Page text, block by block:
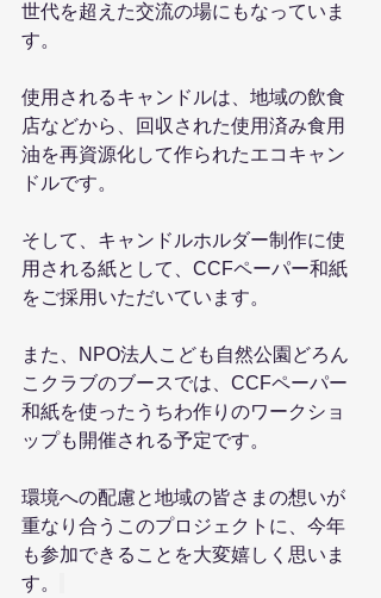
世代を超えた交流の場にもなっていま
す。
使用されるキャンドルは、地域の飲食
店などから、回収された使用済み食用
油を再資源化して作られたエコキャン
ドルです。
そして、キャンドルホルダー制作に使
用される紙として、CCFペーパー和紙
をご採用いただいています。
また、NPO法人こども自然公園どろん
こクラブのブースでは、CCFペーパー
和紙を使ったうちわ作りのワークショ
ップも開催される予定です。
環境への配慮と地域の皆さまの想いが
重なり合うこのプロジェクトに、今年
も参加できることを大変嬉しく思いま
す。